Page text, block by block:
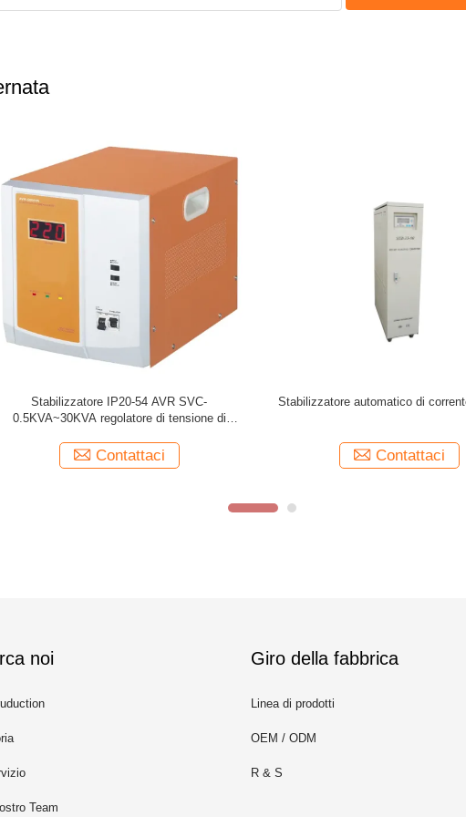
Stabilizzatore laminato a freddo 100KVA 380V
intelligente di tensione CA
Contattaci
Voltage Stabilizer 30 kVA Three
Contattaci
noi
Team
Giro della fabbrica
Linea di prodotti
OEM / ODM
R & S